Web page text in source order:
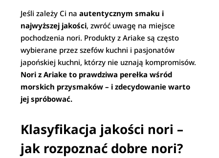
Jeśli zależy Ci naautentycznym smaku i
najwyższej jakości, zwróć uwagę na miejsce
pochodzenia nori. Produkty z Ariake są często
wybierane przez szefów kuchni i pasjonatów
japońskiej kuchni, którzy nie uznają kompromisów.
Nori z Ariake to prawdziwa perełka wśród
morskich przysmaków – i zdecydowanie warto
jej spróbować.
Klasyfikacja jakości nori –
jak rozpoznać dobre nori?